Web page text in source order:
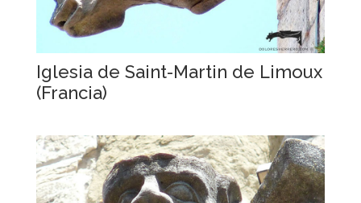
Iglesia de Saint-Martin de Limoux
(Francia)